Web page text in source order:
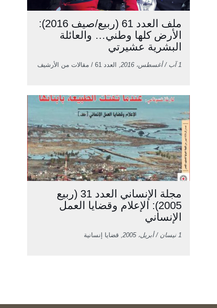
ملف العدد 61 (ربيع/صيف 2016):
الأرض كلها وطني… والعائلة
البشرية عشيرتي
1 آب / أغسطس، 2016 , العدد 61 / مقالات من الأرشيف
مجلة الإنساني العدد 31 (ربيع
2005): الإعلام وقضايا العمل
الإنساني
1 نيسان / أبريل، 2005 , قضايا إنسانية